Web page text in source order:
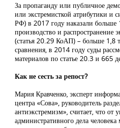
За пропаганду или публичное
или экстремисткой атрибутики и
РФ) в 2017 году наказали больше
производство и распространение
(статья 20.29 КоАП) – больше 1,8
сравнения, в 2014 году суды
материалов по статье 20.3 и 665
Как не сесть за репост?
Мария Кравченко, эксперт
центра «Сова», руководитель
антиэкстремизм», считает, что от
административного дела человека